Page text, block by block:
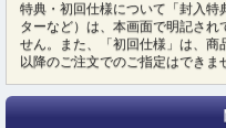
特典・初回仕様について「封入特
ターなど）は、本画面で明記され
せん。また、「初回仕様」は、商
以降のご注文でのご指定はできま